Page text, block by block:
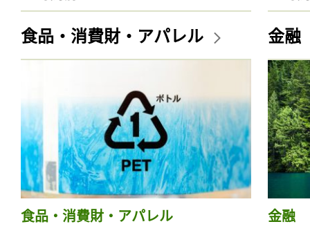
食品・消費財・アパレル
食品・消費財・アパレル
金融
金融